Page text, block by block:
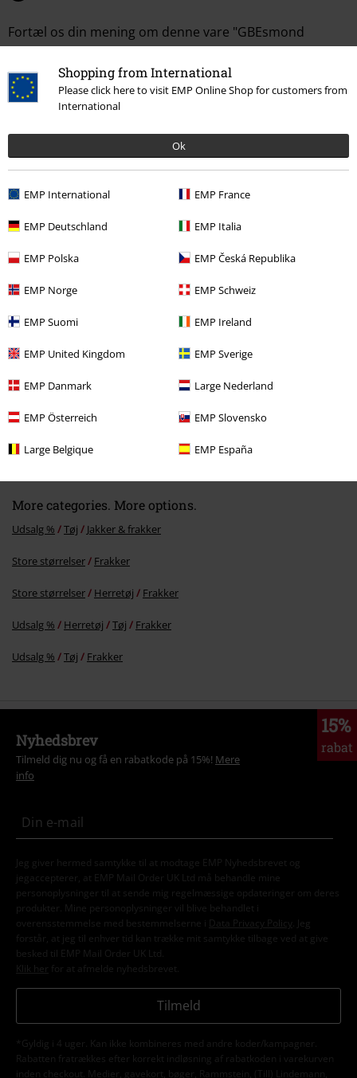
Shopping from International
Please click here to visit EMP Online Shop for customers from
International
Ok
EMP International EMP France
EMP Deutschland EMP Italia
EMP Polska EMP Česká Republika
EMP Norge EMP Schweiz
EMP Suomi EMP Ireland
EMP United Kingdom EMP Sverige
EMP Danmark Large Nederland
EMP Österreich EMP Slovensko
Large Belgique EMP España
Fortæl os din mening om denne vare "GBEsmond
LCOUNTVW".
Skriv anmeldelse
Senest besøgt
More categories. More options.
Udsalg % Tøj Jakker & frakker
Store størrelser Frakker
Store størrelser Herretøj Frakker
Udsalg % Herretøj Tøj Frakker
Udsalg % Tøj Frakker
15%
rabat
Nyhedsbrev
Tilmeld dig nu og få en rabatkode på 15%! Mere
info
Jeg giver hermed samtykke til at modtage EMP Nyhedsbrevet og
jegaccepterer, at EMP Mail Order UK Ltd må behandle mine
personoplysninger til at sende mig regelmæssige opdateringer om deres
produkter. Mine personoplysninger vil blive behandlet i
overensstemmelse med bestemmelserne i
Data Privacy Policy
. Jeg
forstår, at jeg til enhver tid kan trække mit samtykke tilbage ved at give
besked til EMP Mail Order UK Ltd.
Klik her
for at afmelde nyhedsbrevet.
Tilmeld
*Gyldig i 4 uger. Kan ikke kombineres med andre koder/kampagner.
Rabatten fratrækkes efter korrekt indløsning af rabatkoden i varekurven
inden checkout. Medier, gavekort, bøger, Rammstein, (Till) Lindemann,